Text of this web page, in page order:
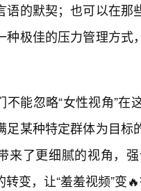
语的默契；也可以在
种极佳的压力管理方
不能忽略“女性视角”
足某种特定群体为目
来了更细腻的视角，
变，让“羞羞视频”变